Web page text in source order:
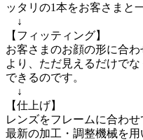
ッタリの1本をお客さまと
↓
【フィッティング】
お客さまのお顔の形に合
より、ただ見えるだけで
できるのです。
↓
【仕上げ】
レンズをフレームに合わせ
最新の加工・調整機械を